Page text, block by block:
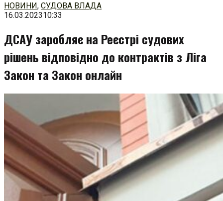
Перейти
до
НОВИНИ, СУДОВА ВЛАДА
16.03.202310:33
ДСАУ заробляє на Реєстрі судових
рішень відповідно до контрактів з Ліга
Закон та Закон онлайн